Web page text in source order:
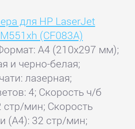
для HP LaserJet
(CF083A)
A4 (210x297 мм);
и черно-белая;
лазерная;
4; Скорость ч/б
стр/мин; Скорость
(А4): 32 стр/мин;